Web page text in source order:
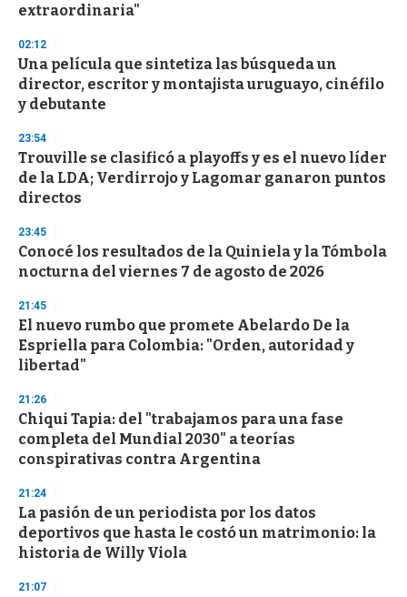
3
s
e
c
o
n
d
extraordinaria"
02:12
Una película que sintetiza las búsqueda un
director, escritor y montajista uruguayo, cinéfilo
y debutante
23:54
Trouville se clasificó a playoffs y es el nuevo líder
de la LDA; Verdirrojo y Lagomar ganaron puntos
directos
23:45
Conocé los resultados de la Quiniela y la Tómbola
nocturna del viernes 7 de agosto de 2026
21:45
El nuevo rumbo que promete Abelardo De la
Espriella para Colombia: "Orden, autoridad y
libertad"
21:26
Chiqui Tapia: del "trabajamos para una fase
completa del Mundial 2030" a teorías
conspirativas contra Argentina
21:24
La pasión de un periodista por los datos
deportivos que hasta le costó un matrimonio: la
historia de Willy Viola
21:07